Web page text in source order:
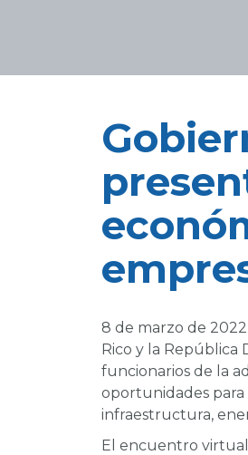
8 de marzo de
Rico y la República
funcionarios de la
oportunidades para
infraestructura,
El encuentro virtual